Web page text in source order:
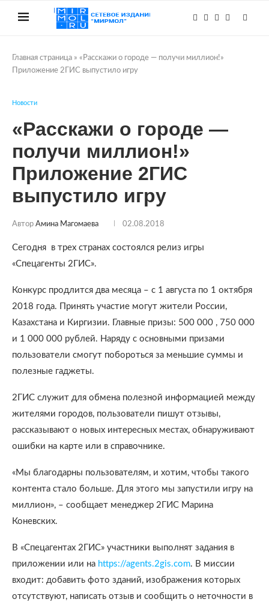
Главная страница » «Расскажи о городе — получи миллион!»
Приложение 2ГИС выпустило игру
Новости
«Расскажи о городе —
получи миллион!»
Приложение 2ГИС
выпустило игру
Автор Амина Магомаева 02.08.2018
Сегодня в трех странах состоялся релиз игры
«Спецагенты 2ГИС».
Конкурс продлится два месяца – с 1 августа по 1 октября
2018 года. Принять участие могут жители России,
Казахстана и Киргизии. Главные призы: 500 000 , 750 000
и 1 000 000 рублей. Наряду с основными призами
пользователи смогут побороться за меньшие суммы и
полезные гаджеты.
2ГИС служит для обмена полезной информацией между
жителями городов, пользователи пишут отзывы,
рассказывают о новых интересных местах, обнаруживают
ошибки на карте или в справочнике.
«Мы благодарны пользователям, и хотим, чтобы такого
контента стало больше. Для этого мы запустили игру на
миллион», – сообщает менеджер 2ГИС Марина
Коневских.
В «Спецагентах 2ГИС» участники выполнят задания в
приложении или на https://agents.2gis.com. В миссии
входит: добавить фото зданий, изображения которых
отсутствуют, написать отзыв и сообщить о неточности в